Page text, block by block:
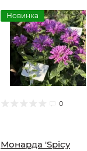
Новинка
0
Монарда 'Spicy